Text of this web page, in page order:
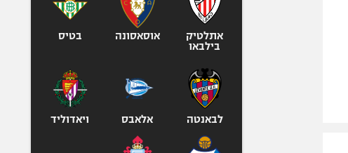
גיימינג E-Sports
אתלטיק
בילבאו
אוסאסונה בטיס
לבאנטה אלאבס ויאדוליד